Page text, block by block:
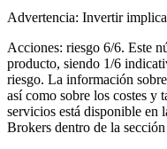
Advertencia: Invertir
Acciones: riesgo 6/6. Este
producto, siendo 1/6
riesgo. La información
así como sobre los costes y
servicios está disponible
Brokers dentro de la